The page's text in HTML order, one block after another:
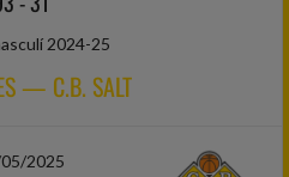
2024-25
— C.B. SALT
2025